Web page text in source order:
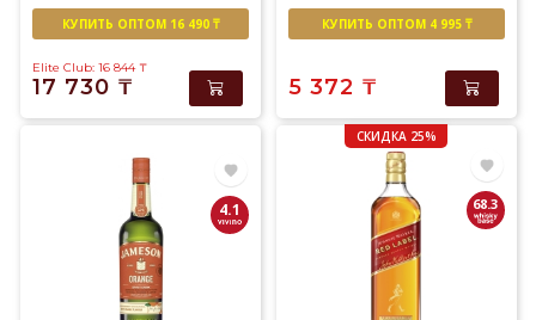
КУПИТЬ ОПТОМ 16 490 ₸
Elite Club: 16 844 ₸
17 730 ₸
КУПИТЬ ОПТОМ 4 995 ₸
5 372 ₸
4.1
СКИДКА 25%
68.3